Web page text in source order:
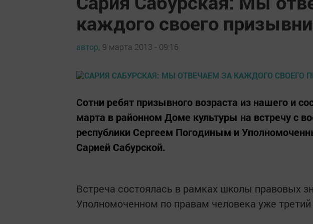
каждого своего
автор, 9 марта 2013 - 09:16
Сотни ребят призывного возраста из нашего и
марта в районном Доме культуры на встречу с
республики Сергеем Погодиным и
Сарией Сабурской.
Встреча состоялась в рамках школы правовых
Уполномоченном по правам человека уже третий